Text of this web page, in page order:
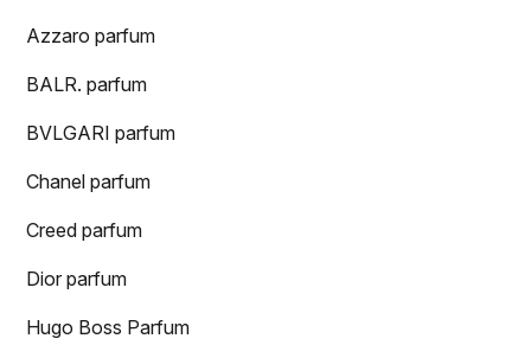
Azzaro parfum
BALR. parfum
BVLGARI parfum
Chanel parfum
Creed parfum
Dior parfum
Hugo Boss Parfum